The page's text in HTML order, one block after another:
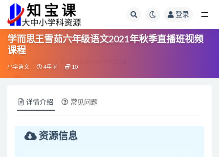
登录
学而思王雪茹六年级语文2021年秋季直播班视频
课程
小学语文 4年前 10
详情介绍 常见问题
资源信息
全部